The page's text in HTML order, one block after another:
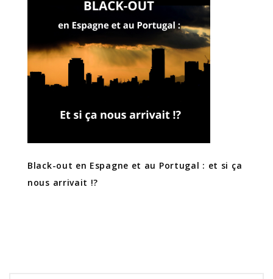
Black-out en Espagne et au Portugal : et si ça
nous arrivait !?